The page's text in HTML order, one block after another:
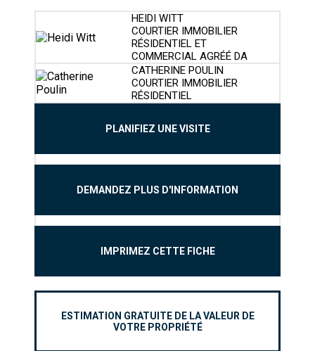
HEIDI WITT
COURTIER IMMOBILIER
RÉSIDENTIEL ET
COMMERCIAL AGRÉÉ DA
CATHERINE POULIN
COURTIER IMMOBILIER
RÉSIDENTIEL
PLANIFIEZ UNE VISITE
DEMANDEZ PLUS D'INFORMATION
IMPRIMEZ CETTE FICHE
ESTIMATION GRATUITE DE LA VALEUR DE
VOTRE PROPRIÉTÉ